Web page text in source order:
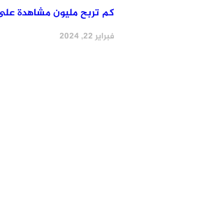
كم تربح مليون مشاهدة على
فبراير 22, 2024